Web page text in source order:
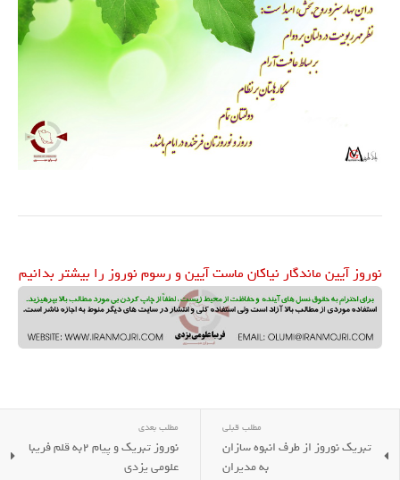
نوروز آیین ماندگار نیاکان ماست آیین و رسوم نوروز را بیشتر بدانیم
مطلب قبلی
تبریک نوروز از طرف انبوه سازان
به مدیران
مطلب بعدی
نوروز تبریک و پیام 2به قلم فریبا
علومی یزدی